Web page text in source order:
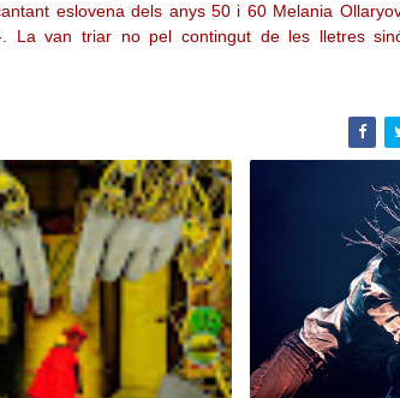
eslovena dels anys 50 i 60 Melania
La van triar no pel contingut de les lletres